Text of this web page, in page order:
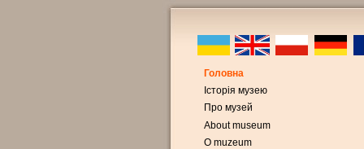
Головна
Історія музею
Про музей
About museum
O muzeum